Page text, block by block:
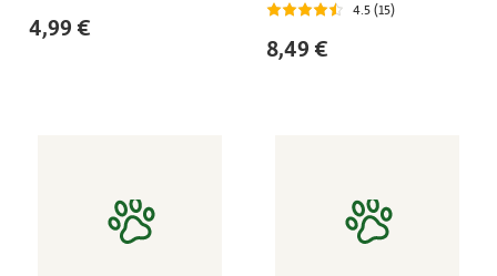
4,99 €
4.5 (15)
8,49 €